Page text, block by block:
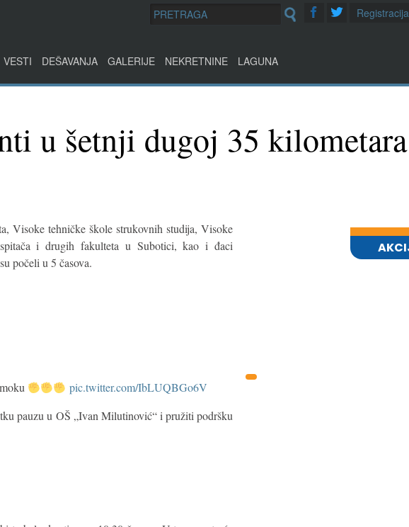
Registracija
VESTI DEŠAVANJA GALERIJE NEKRETNINE LAGUNA
u šetnji dugoj 35 kilometara
Visoke tehničke škole strukovnih studija, Visoke
i drugih fakulteta u Subotici, kao i đaci
počeli u 5 časova.
pic.twitter.com/IbLUQBGo6V
pauzu u OŠ „Ivan Milutinović“ i pružiti podršku